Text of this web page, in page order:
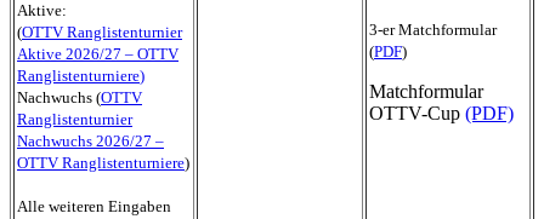
Aktive:
(OTTV Ranglistenturnier
Aktive 2026/27 – OTTV
Ranglistenturniere)
Nachwuchs (OTTV
Ranglistenturnier
Nachwuchs 2026/27 –
OTTV Ranglistenturniere)
Alle weiteren Eingaben
3-er Matchformular
(PDF)
Matchformular
OTTV-Cup (PDF)